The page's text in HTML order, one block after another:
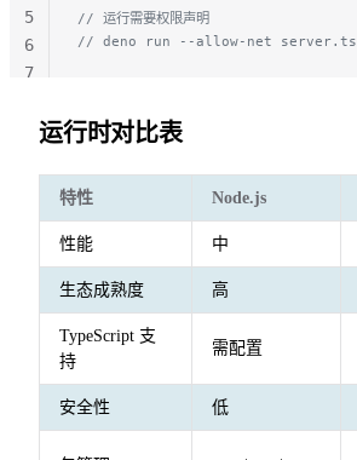
// 运行需要权限声明
// deno run --allow-net server.ts
5
6
7
运行时对比表
特性 Node.js
性能 中
生态成熟度 高
TypeScript 支
持
需配置
安全性 低